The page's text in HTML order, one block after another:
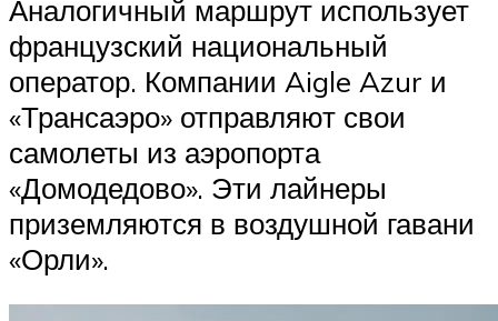
Аналогичный маршрут использует
французский национальный
оператор. Компании Aigle Azur и
«Трансаэро» отправляют свои
самолеты из аэропорта
«Домодедово». Эти лайнеры
приземляются в воздушной гавани
«Орли».